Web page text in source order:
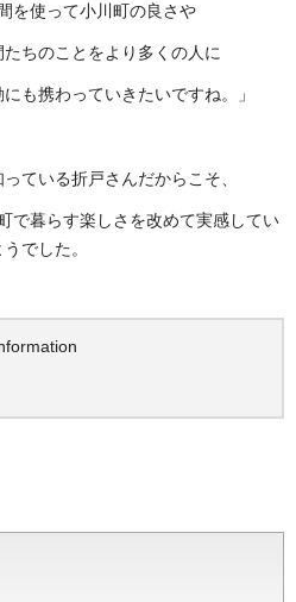
を使って小川町の良さや
ちのことをより多くの人に
も携わっていきたいですね。」
ている折戸さんだからこそ、
で暮らす楽しさを改めて実感してい
でした。